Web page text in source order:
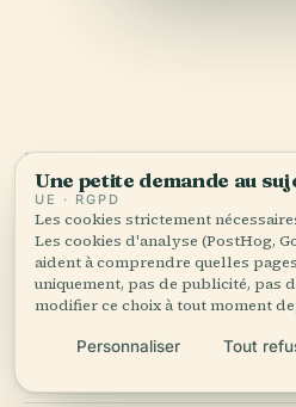
SOURCES
Vérifié,et montré.
Recherché et rédigé par
partir d'archives historiques,
et de connaissances locales.
Une petite demande au
UE · RGPD
Les cookies strictement
Les cookies d'analyse (PostHog,
aident à comprendre quelles
uniquement, pas de publicité, pas
modifier ce choix à tout moment
Personnaliser Tout